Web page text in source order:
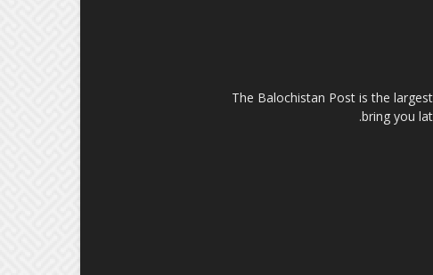
The Balochistan Post is the
bring you